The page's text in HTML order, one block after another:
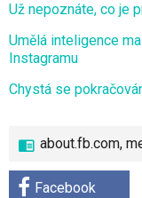
about.fb.com,
Facebook
Už nepoznáte, co je
Umělá inteligence
Instagramu
Chystá se